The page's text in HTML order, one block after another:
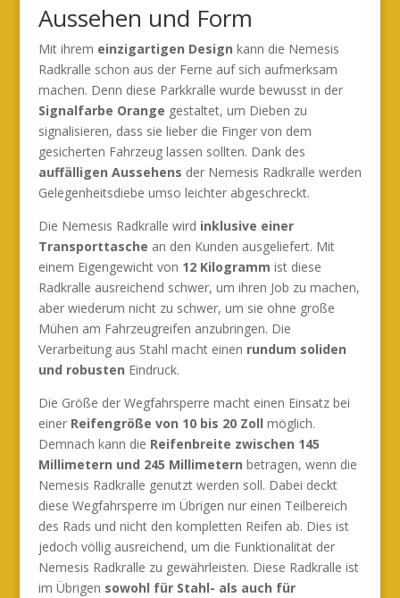
Aussehen und Form
Mit ihrem einzigartigen Design kann die Nemesis
Radkralle schon aus der Ferne auf sich aufmerksam
machen. Denn diese Parkkralle wurde bewusst in der
Signalfarbe Orange gestaltet, um Dieben zu
signalisieren, dass sie lieber die Finger von dem
gesicherten Fahrzeug lassen sollten. Dank des
auffälligen Aussehens der Nemesis Radkralle werden
Gelegenheitsdiebe umso leichter abgeschreckt.
Die Nemesis Radkralle wird inklusive einer
Transporttasche an den Kunden ausgeliefert. Mit
einem Eigengewicht von 12 Kilogramm ist diese
Radkralle ausreichend schwer, um ihren Job zu machen,
aber wiederum nicht zu schwer, um sie ohne große
Mühen am Fahrzeugreifen anzubringen. Die
Verarbeitung aus Stahl macht einen rundum soliden
und robusten Eindruck.
Die Größe der Wegfahrsperre macht einen Einsatz bei
einerReifengröße von 10 bis 20 Zoll möglich.
Demnach kann die Reifenbreite zwischen 145
Millimetern und 245 Millimetern betragen, wenn die
Nemesis Radkralle genutzt werden soll. Dabei deckt
diese Wegfahrsperre im Übrigen nur einen Teilbereich
des Rads und nicht den kompletten Reifen ab. Dies ist
jedoch völlig ausreichend, um die Funktionalität der
Nemesis Radkralle zu gewährleisten. Diese Radkralle ist
im Übrigen sowohl für Stahl- als auch für